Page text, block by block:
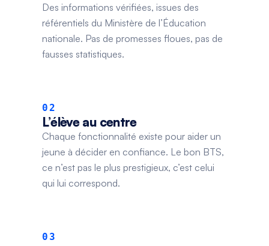
Des informations vérifiées, issues des
référentiels du Ministère de l’Éducation
nationale. Pas de promesses floues, pas de
fausses statistiques.
02
L’élève au centre
Chaque fonctionnalité existe pour aider un
jeune à décider en confiance. Le bon BTS,
ce n’est pas le plus prestigieux, c’est celui
qui lui correspond.
03